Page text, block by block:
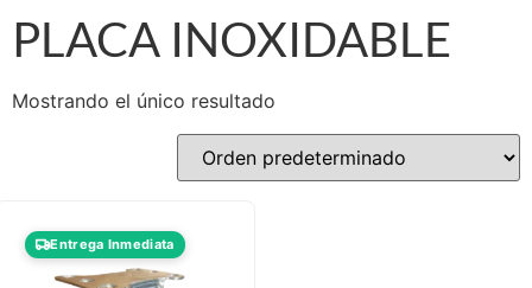
PLACA INOXIDABLE
Mostrando el único resultado
Entrega Inmediata